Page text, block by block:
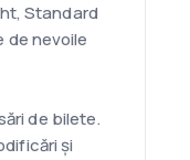
Standard
de nevoile
de bilete.
și